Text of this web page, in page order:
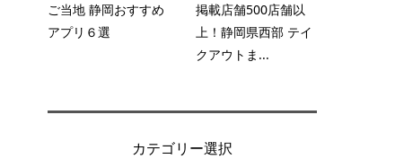
ご当地 静岡おすすめ
アプリ６選
掲載店舗500店舗以
上！静岡県西部 テイ
クアウトま...
カテゴリー選択